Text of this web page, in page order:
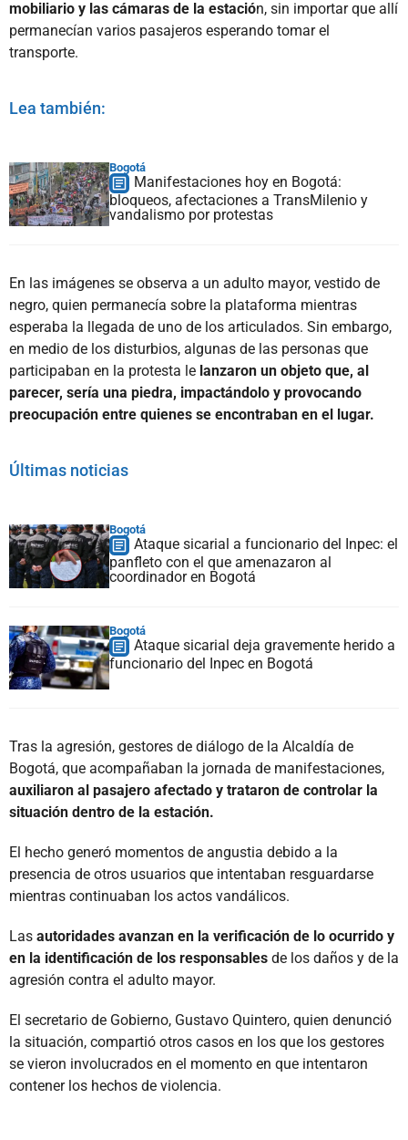
mobiliario y las cámaras de la estación, sin importar que allí
permanecían varios pasajeros esperando tomar el
transporte.
Lea también:
Bogotá
Manifestaciones hoy en Bogotá:
bloqueos, afectaciones a TransMilenio y
vandalismo por protestas
En las imágenes se observa a un adulto mayor, vestido de
negro, quien permanecía sobre la plataforma mientras
esperaba la llegada de uno de los articulados. Sin embargo,
en medio de los disturbios, algunas de las personas que
participaban en la protesta le lanzaron un objeto que, al
parecer, sería una piedra, impactándolo y provocando
preocupación entre quienes se encontraban en el lugar.
Últimas noticias
Bogotá
Ataque sicarial a funcionario del Inpec: el
panfleto con el que amenazaron al
coordinador en Bogotá
Bogotá
Ataque sicarial deja gravemente herido a
funcionario del Inpec en Bogotá
Tras la agresión, gestores de diálogo de la Alcaldía de
Bogotá, que acompañaban la jornada de manifestaciones,
auxiliaron al pasajero afectado y trataron de controlar la
situación dentro de la estación.
El hecho generó momentos de angustia debido a la
presencia de otros usuarios que intentaban resguardarse
mientras continuaban los actos vandálicos.
Las autoridades avanzan en la verificación de lo ocurrido y
en la identificación de los responsables de los daños y de la
agresión contra el adulto mayor.
El secretario de Gobierno, Gustavo Quintero, quien denunció
la situación, compartió otros casos en los que los gestores
se vieron involucrados en el momento en que intentaron
contener los hechos de violencia.